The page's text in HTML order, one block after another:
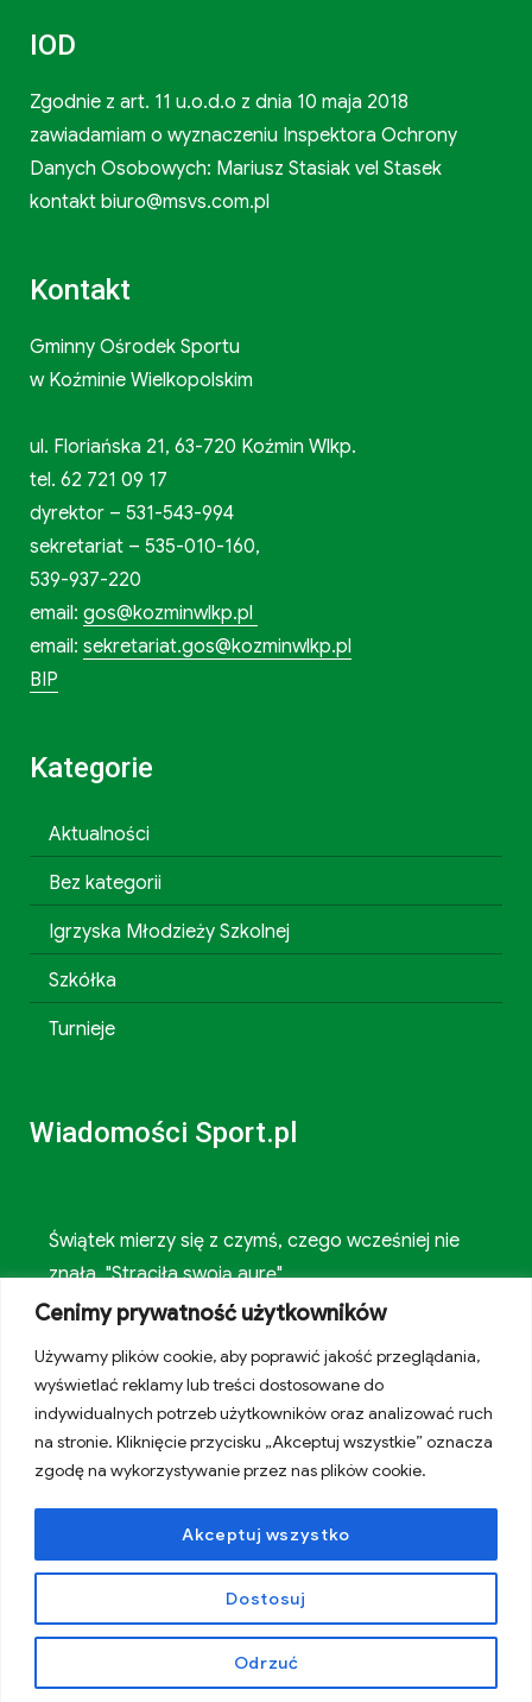
Cenimy prywatność użytkowników
Używamy plików cookie, aby poprawić jakość przeglądania,
wyświetlać reklamy lub treści dostosowane do
indywidualnych potrzeb użytkowników oraz analizować ruch
na stronie. Kliknięcie przycisku „Akceptuj wszystkie” oznacza
zgodę na wykorzystywanie przez nas plików cookie.
Dostosuj
Odrzuć
Akceptuj wszystko
IOD
Zgodnie z art. 11 u.o.d.o z dnia 10 maja 2018
zawiadamiam o wyznaczeniu Inspektora Ochrony
Danych Osobowych: Mariusz Stasiak vel Stasek
kontakt biuro@msvs.com.pl
Kontakt
Gminny Ośrodek Sportu
w Koźminie Wielkopolskim
ul. Floriańska 21, 63-720 Koźmin Wlkp.
tel. 62 721 09 17
dyrektor – 531-543-994
sekretariat – 535-010-160,
539-937-220
email: gos@kozminwlkp.pl
email: sekretariat.gos@kozminwlkp.pl
BIP
Kategorie
Aktualności
Bez kategorii
Igrzyska Młodzieży Szkolnej
Szkółka
Turnieje
Wiadomości Sport.pl
Świątek mierzy się z czymś, czego wcześniej nie
znała. "Straciła swoją aurę"
Jasny komunikat
Oto wielki problem Mourinho w Realu. Hiszpanie
nie mają wątpliwości
Created by Internet Time
Facebook
Adres